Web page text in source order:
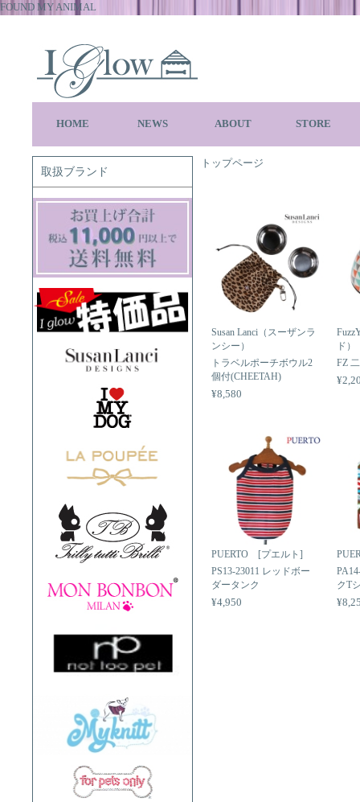
FOUND MY ANIMAL
HOME NEWS ABOUT STORE
取扱ブランド
トップページ
Susan Lanci（スーザンラ
ンシー）
トラベルポーチボウル2
個付(CHEETAH)
¥8,580
ド）
FZ
PUERTO [プエルト]
PS13-23011 レッドボー
ダータンク
¥4,950
クT